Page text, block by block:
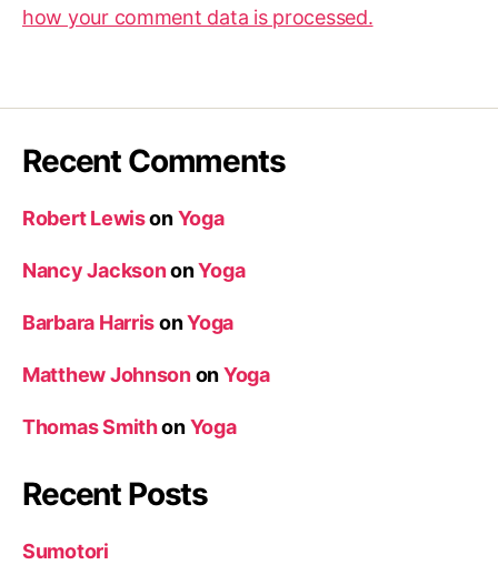
how your comment data is processed.
Recent Comments
Robert LewisonYoga
Nancy JacksononYoga
Barbara HarrisonYoga
Matthew JohnsononYoga
Thomas SmithonYoga
Recent Posts
Sumotori